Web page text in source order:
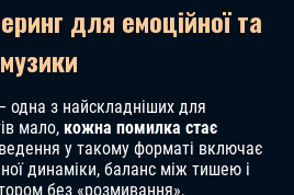
для емоційної та
одна з найскладніших для
мало, кожна помилка стає
у такому форматі включає
динаміки, баланс між тишею і
без «розмивання»,